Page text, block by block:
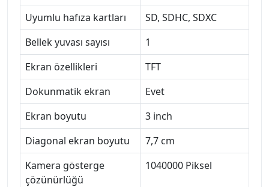
Uyumlu hafıza kartları
SD, SDHC, SDXC
Bellek yuvası sayısı
1
Ekran özellikleri
TFT
Dokunmatik ekran
Evet
Ekran boyutu
3 inch
Diagonal ekran boyutu
7,7 cm
Kamera gösterge
çözünürlüğü
1040000 Piksel